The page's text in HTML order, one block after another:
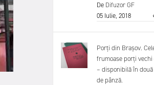
De Difuzor GF
05 Iulie, 2018
Porți din Brașov.
frumoase porți
– disponibilă în
de pânză.